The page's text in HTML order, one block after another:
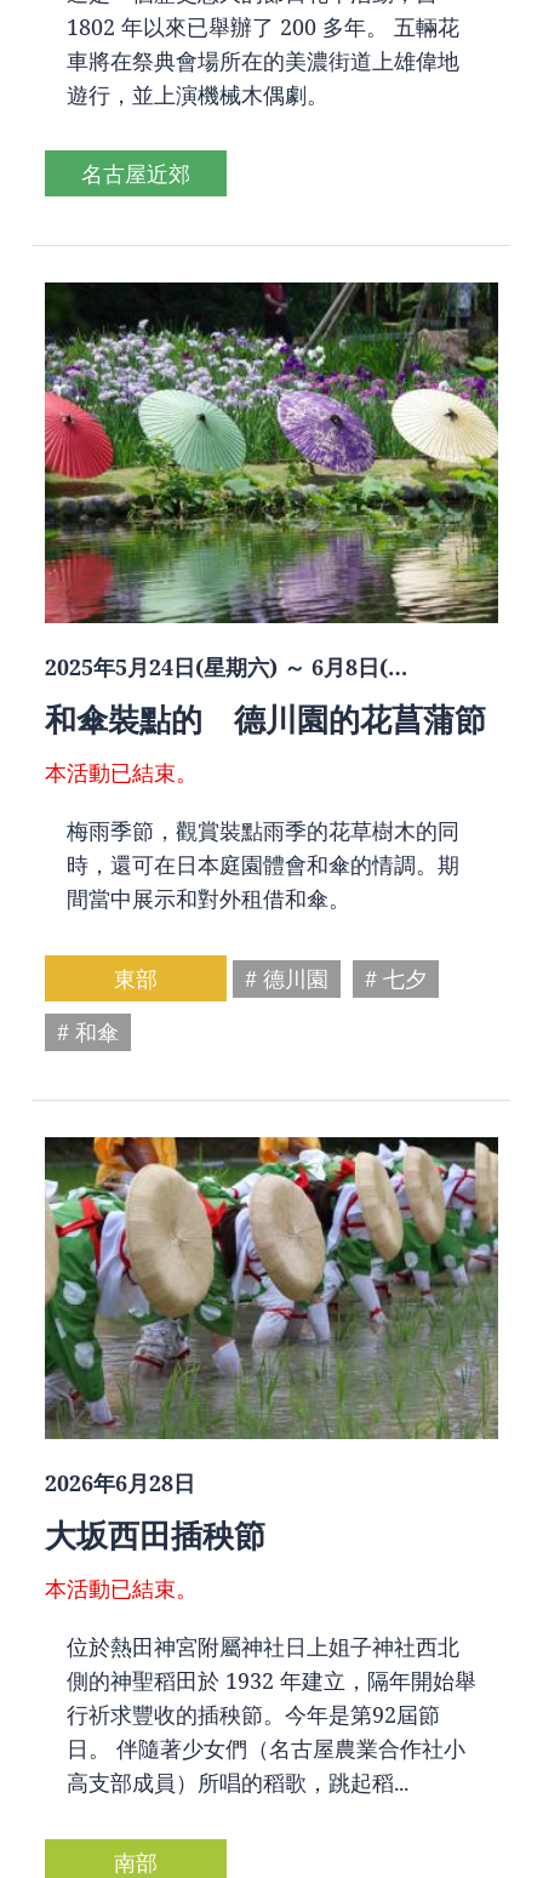
1802 年以來已舉辦了 200 多年。 五輛花
車將在祭典會場所在的美濃街道上雄偉地
遊行，並上演機械木偶劇。
名古屋近郊
2025年5月24日(星期六) ～ 6月8日(…
和傘裝點的 德川園的花菖蒲節
本活動已結束。
梅雨季節，觀賞裝點雨季的花草樹木的同
時，還可在日本庭園體會和傘的情調。期
間當中展示和對外租借和傘。
東部 # 德川園
# 七夕
# 和傘
2026年6月28日
大坂西田插秧節
本活動已結束。
位於熱田神宮附屬神社日上姐子神社西北
側的神聖稻田於 1932 年建立，隔年開始舉
行祈求豐收的插秧節。今年是第92屆節
日。 伴隨著少女們（名古屋農業合作社小
高支部成員）所唱的稻歌，跳起稻...
南部